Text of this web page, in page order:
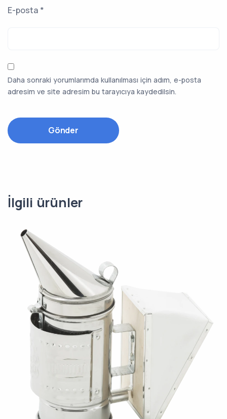
E-posta *
Daha sonraki yorumlarımda kullanılması için adım, e-posta
adresim ve site adresim bu tarayıcıya kaydedilsin.
İlgili ürünler